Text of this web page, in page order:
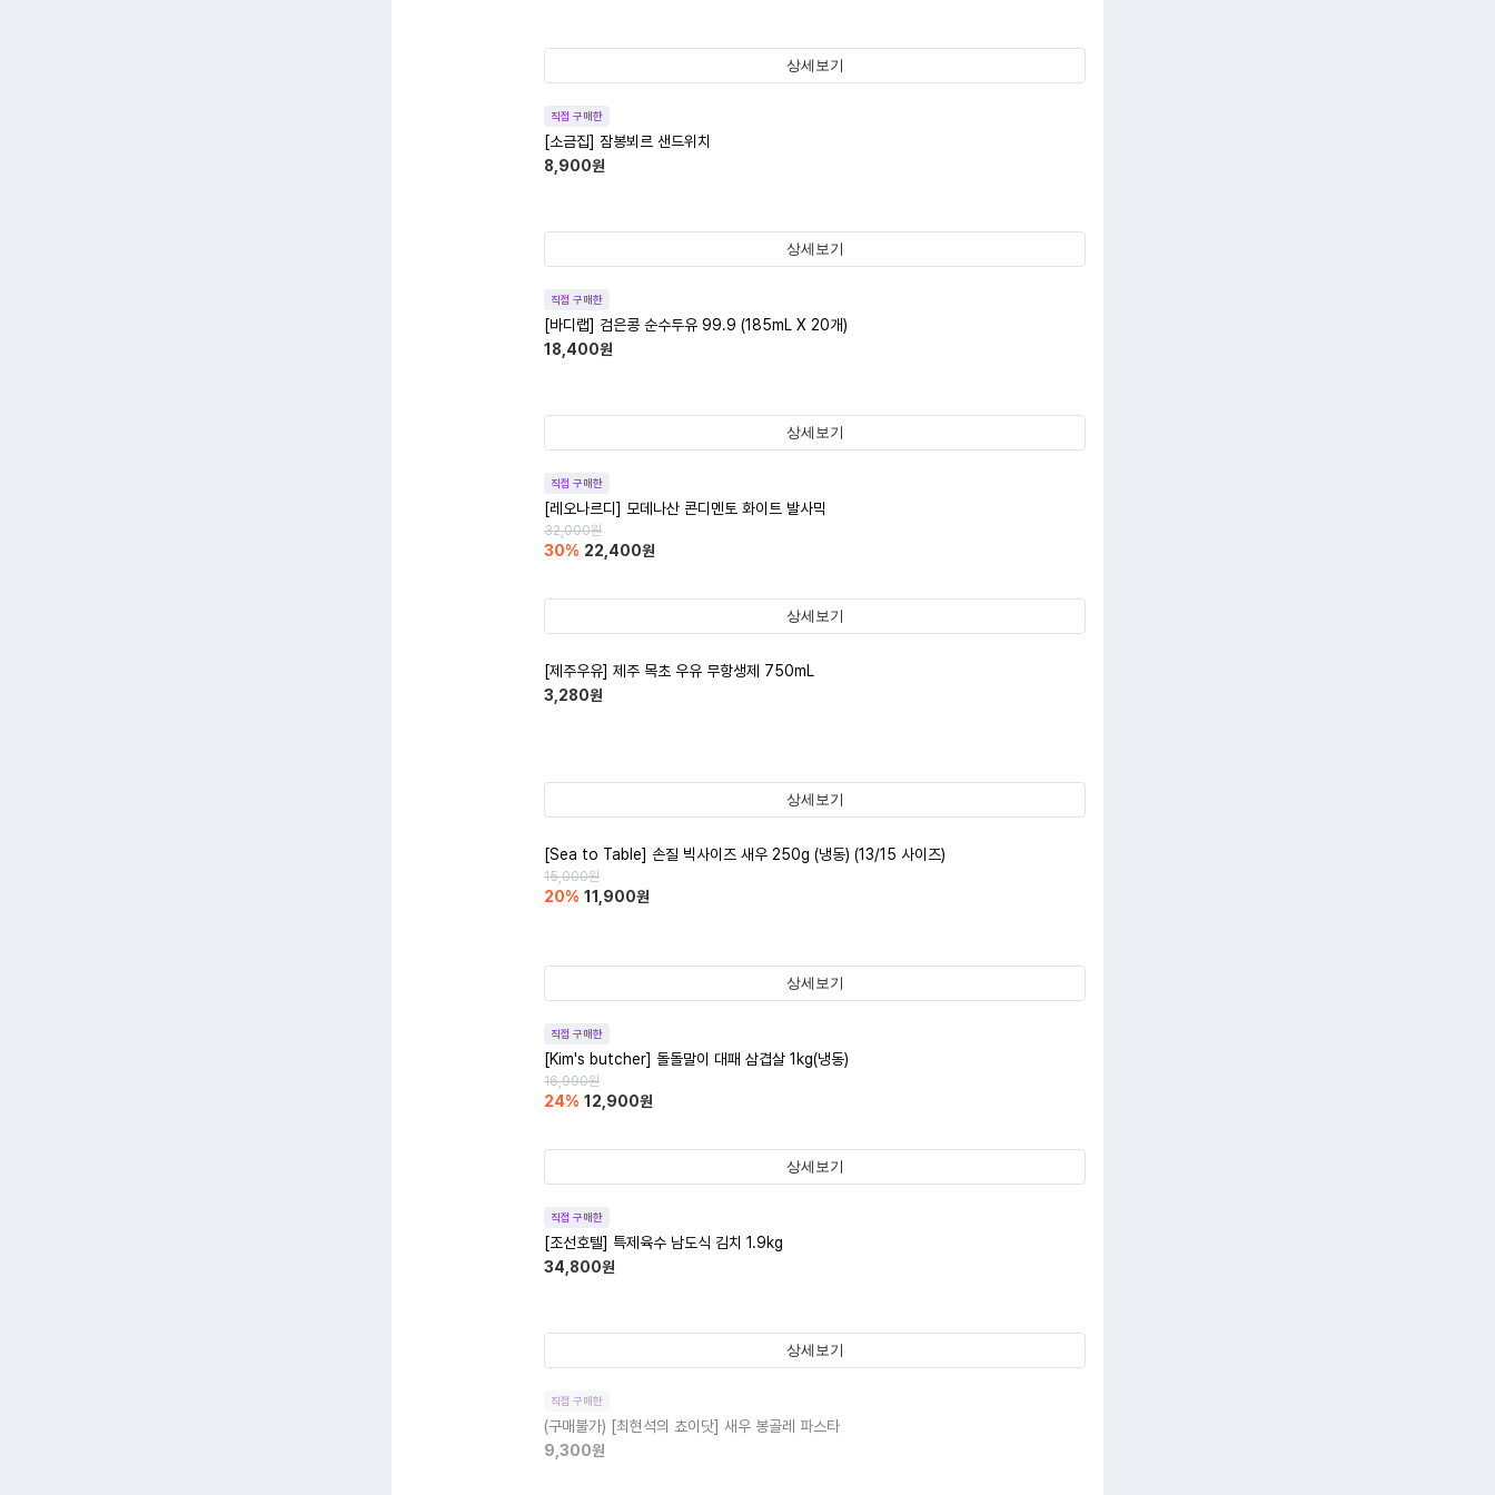
상세보기
직접 구매한
[소금집] 잠봉뵈르 샌드위치
8,900원
상세보기
직접 구매한
[바디랩] 검은콩 순수두유 99.9 (185mL X 20개)
18,400원
상세보기
직접 구매한
[레오나르디] 모데나산 콘디멘토 화이트 발사믹
32,000원
30% 22,400원
상세보기
[제주우유] 제주 목초 우유 무항생제 750mL
3,280원
상세보기
[Sea to Table] 손질 빅사이즈 새우 250g (냉동) (13/15 사이즈)
15,000원
20% 11,900원
상세보기
직접 구매한
[Kim's butcher] 돌돌말이 대패 삼겹살 1kg(냉동)
16,990원
24% 12,900원
상세보기
직접 구매한
[조선호텔] 특제육수 남도식 김치 1.9kg
34,800원
상세보기
직접 구매한
(구매불가) [최현석의 쵸이닷] 새우 봉골레 파스타
9,300원